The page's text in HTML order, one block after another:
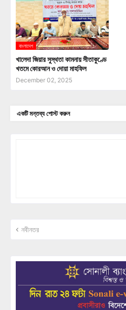
বাংলাদেশ
খালেদা জিয়ার সুস্থতা কামনায় সীতাকুণ্ডে
খতমে কোরআন ও দোয়া মাহফিল
December 02, 2025
একটি মন্তব্য পোস্ট করুন
নবীনতর